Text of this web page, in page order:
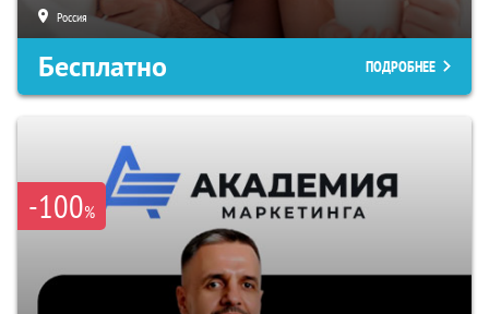
Россия
Бесплатно ПОДРОБНЕЕ
-100%